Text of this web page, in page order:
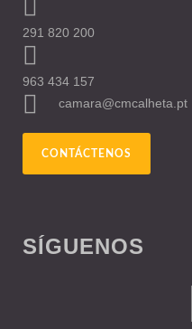
291 820 200
963 434 157
camara@cmcalheta.pt
CONTÁCTENOS
SÍGUENOS